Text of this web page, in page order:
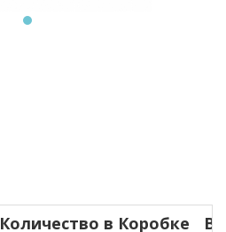
Количество в Коробке